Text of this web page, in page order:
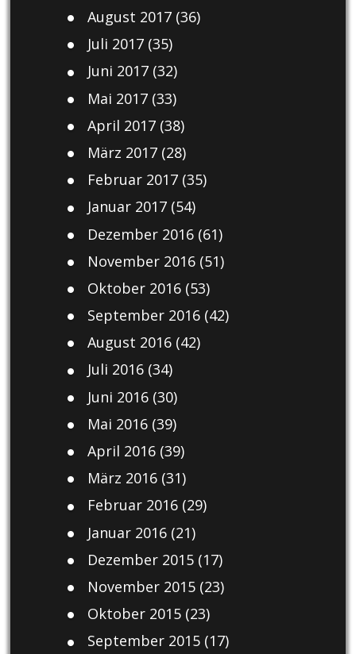
August 2017(36)
Juli 2017(35)
Juni 2017(32)
Mai 2017(33)
April 2017(38)
März 2017(28)
Februar 2017(35)
Januar 2017(54)
Dezember 2016(61)
November 2016(51)
Oktober 2016(53)
September 2016(42)
August 2016(42)
Juli 2016(34)
Juni 2016(30)
Mai 2016(39)
April 2016(39)
März 2016(31)
Februar 2016(29)
Januar 2016(21)
Dezember 2015(17)
November 2015(23)
Oktober 2015(23)
September 2015(17)